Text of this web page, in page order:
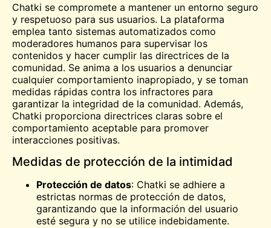
Chatki se compromete a mantener un entorno seguro
y respetuoso para sus usuarios. La plataforma
emplea tanto sistemas automatizados como
moderadores humanos para supervisar los
contenidos y hacer cumplir las directrices de la
comunidad. Se anima a los usuarios a denunciar
cualquier comportamiento inapropiado, y se toman
medidas rápidas contra los infractores para
garantizar la integridad de la comunidad. Además,
Chatki proporciona directrices claras sobre el
comportamiento aceptable para promover
interacciones positivas.
Medidas de protección de la intimidad
Protección de datos: Chatki se adhiere a
estrictas normas de protección de datos,
garantizando que la información del usuario
esté segura y no se utilice indebidamente.